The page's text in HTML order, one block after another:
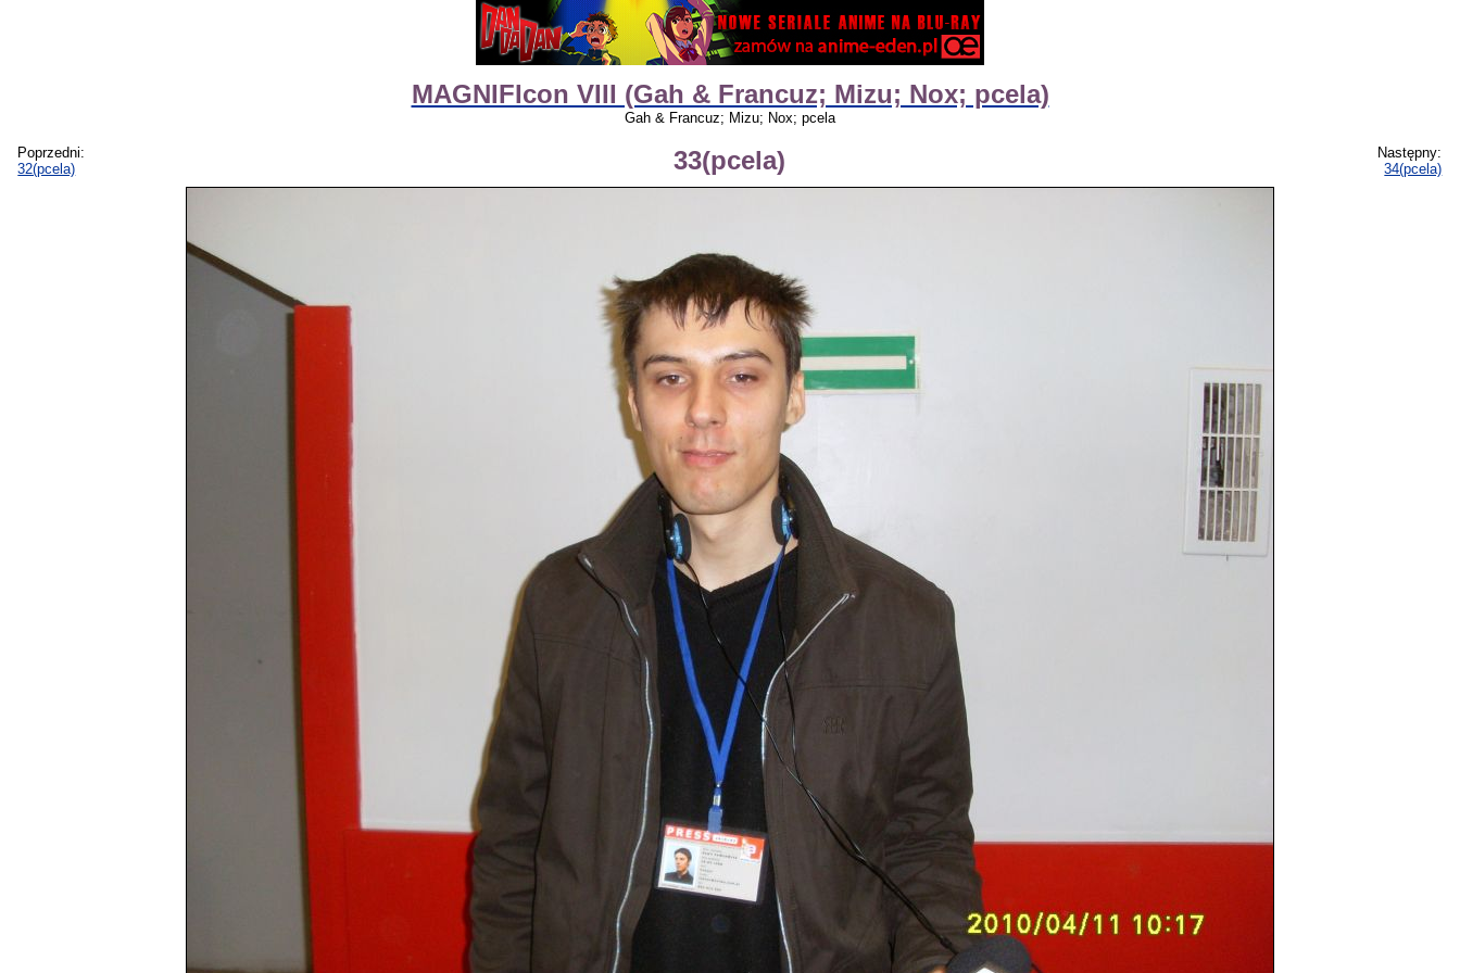
MAGNIFIcon VIII (Gah & Francuz; Mizu; Nox; pcela)
Gah & Francuz; Mizu; Nox; pcela
Poprzedni:
32(pcela)
33(pcela)
Następny:
34(pcela)